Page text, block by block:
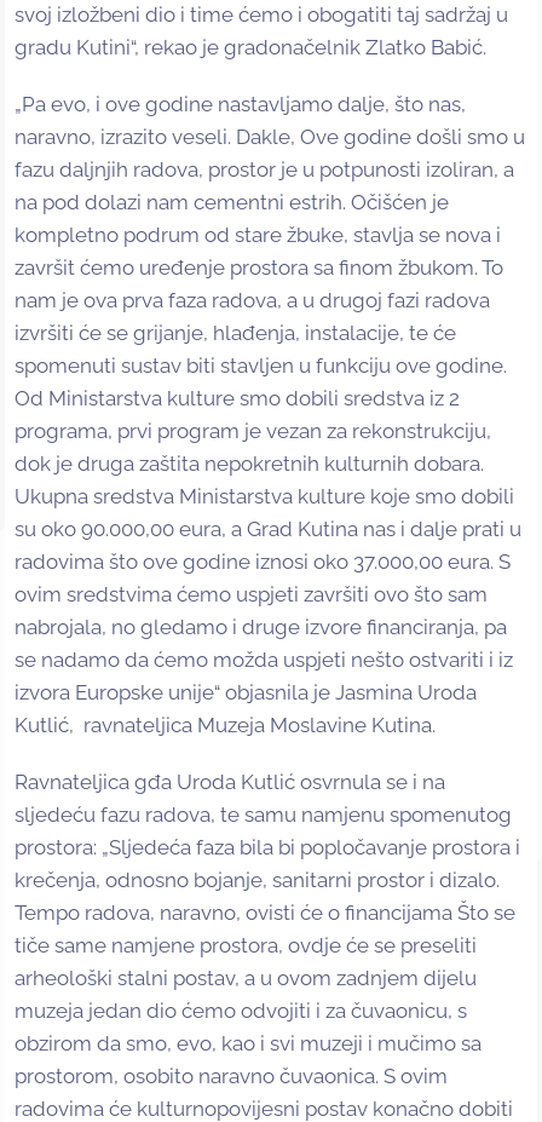
svoj izložbeni dio i time ćemo i obogatiti taj sadržaj u
gradu Kutini“, rekao je gradonačelnik Zlatko Babić.
„Pa evo, i ove godine nastavljamo dalje, što nas,
naravno, izrazito veseli. Dakle, Ove godine došli smo u
fazu daljnjih radova, prostor je u potpunosti izoliran, a
na pod dolazi nam cementni estrih. Očišćen je
kompletno podrum od stare žbuke, stavlja se nova i
završit ćemo uređenje prostora sa finom žbukom. To
nam je ova prva faza radova, a u drugoj fazi radova
izvršiti će se grijanje, hlađenja, instalacije, te će
spomenuti sustav biti stavljen u funkciju ove godine.
Od Ministarstva kulture smo dobili sredstva iz 2
programa, prvi program je vezan za rekonstrukciju,
dok je druga zaštita nepokretnih kulturnih dobara.
Ukupna sredstva Ministarstva kulture koje smo dobili
su oko 90.000,00 eura, a Grad Kutina nas i dalje prati u
radovima što ove godine iznosi oko 37.000,00 eura. S
ovim sredstvima ćemo uspjeti završiti ovo što sam
nabrojala, no gledamo i druge izvore financiranja, pa
se nadamo da ćemo možda uspjeti nešto ostvariti i iz
izvora Europske unije“ objasnila je Jasmina Uroda
Kutlić, ravnateljica Muzeja Moslavine Kutina.
Ravnateljica gđa Uroda Kutlić osvrnula se i na
sljedeću fazu radova, te samu namjenu spomenutog
prostora: „Sljedeća faza bila bi popločavanje prostora i
krečenja, odnosno bojanje, sanitarni prostor i dizalo.
Tempo radova, naravno, ovisti će o financijama Što se
tiče same namjene prostora, ovdje će se preseliti
arheološki stalni postav, a u ovom zadnjem dijelu
muzeja jedan dio ćemo odvojiti i za čuvaonicu, s
obzirom da smo, evo, kao i svi muzeji i mučimo sa
prostorom, osobito naravno čuvaonica. S ovim
radovima će kulturnopovijesni postav konačno dobiti